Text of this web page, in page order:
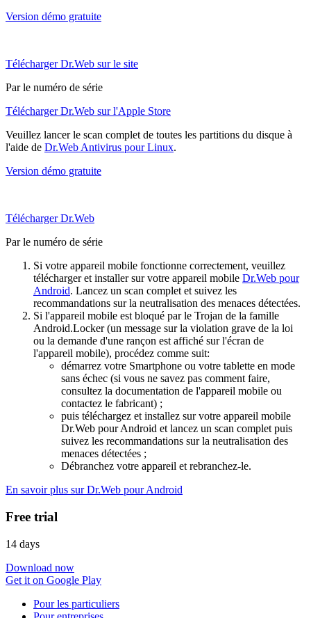
Version démo gratuite
Télécharger Dr.Web sur le site
Par le numéro de série
Télécharger Dr.Web sur l'Apple Store
Veuillez lancer le scan complet de toutes les partitions du disque à
l'aide de Dr.Web Antivirus pour Linux.
Version démo gratuite
Télécharger Dr.Web
Par le numéro de série
Si votre appareil mobile fonctionne correctement, veuillez
télécharger et installer sur votre appareil mobile Dr.Web pour
Android. Lancez un scan complet et suivez les
recommandations sur la neutralisation des menaces détectées.
Si l'appareil mobile est bloqué par le Trojan de la famille
Android.Locker (un message sur la violation grave de la loi
ou la demande d'une rançon est affiché sur l'écran de
l'appareil mobile), procédez comme suit:
démarrez votre Smartphone ou votre tablette en mode
sans échec (si vous ne savez pas comment faire,
consultez la documentation de l'appareil mobile ou
contactez le fabricant) ;
puis téléchargez et installez sur votre appareil mobile
Dr.Web pour Android et lancez un scan complet puis
suivez les recommandations sur la neutralisation des
menaces détectées ;
Débranchez votre appareil et rebranchez-le.
En savoir plus sur Dr.Web pour Android
Free trial
14 days
Download now
Get it on Google Play
Pour les particuliers